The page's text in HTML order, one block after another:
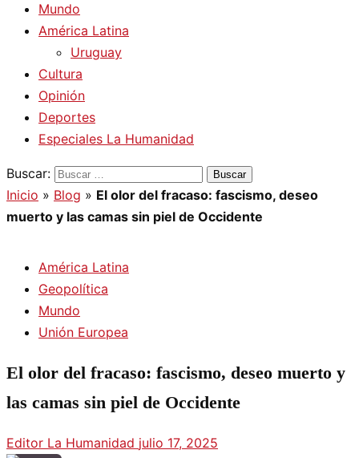
Mundo
América Latina
Uruguay
Cultura
Opinión
Deportes
Especiales La Humanidad
Buscar:
Inicio » Blog » El olor del fracaso: fascismo, deseo
muerto y las camas sin piel de Occidente
América Latina
Geopolítica
Mundo
Unión Europea
El olor del fracaso: fascismo, deseo muerto y
las camas sin piel de Occidente
Editor La Humanidad julio 17, 2025